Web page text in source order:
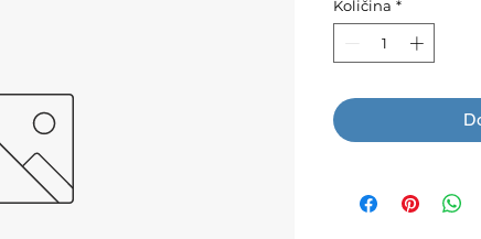
Količina *